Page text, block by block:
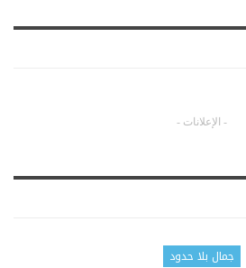
- الإعلانات -
جمال بلا حدود